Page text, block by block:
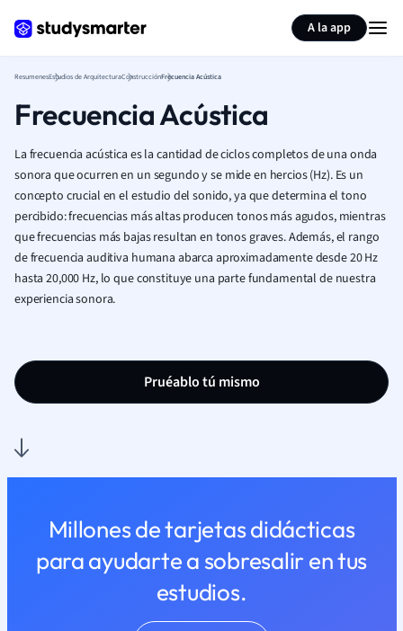
A la app
ResumenesEstudios de ArquitecturaConstrucciónFrecuencia Acústica
Frecuencia Acústica
La frecuencia acústica es la cantidad de ciclos completos de una onda
sonora que ocurren en un segundo y se mide en hercios (Hz). Es un
concepto crucial en el estudio del sonido, ya que determina el tono
percibido: frecuencias más altas producen tonos más agudos, mientras
que frecuencias más bajas resultan en tonos graves. Además, el rango
de frecuencia auditiva humana abarca aproximadamente desde 20 Hz
hasta 20,000 Hz, lo que constituye una parte fundamental de nuestra
experiencia sonora.
Pruéablo tú mismo
Millones de tarjetas didácticas
para ayudarte a sobresalir en tus
estudios.
Resumir página